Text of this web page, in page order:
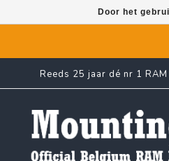
Reeds 25 jaar dé nr 1
Door het